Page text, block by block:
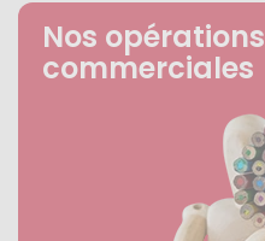
Nos opérations
commerciales